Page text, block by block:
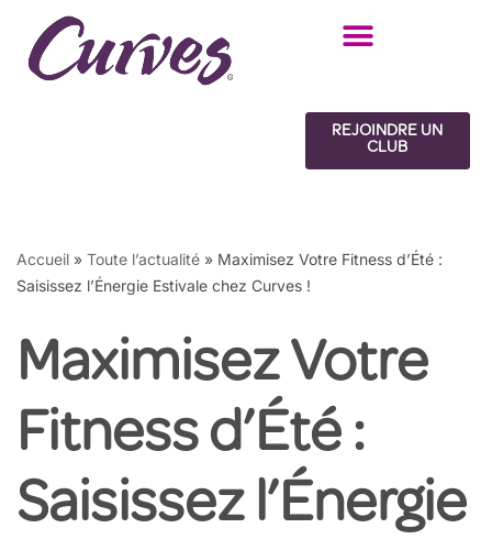
Skip
REJOINDRE UN
CLUB
Accueil » Toute l’actualité » Maximisez Votre Fitness d’Été :
Saisissez l’Énergie Estivale chez Curves !
Maximisez Votre
Fitness d’Été :
Saisissez l’Énergie